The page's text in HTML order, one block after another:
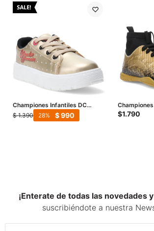
Championes Infantiles DC
Wonder Woman - Dorado - Rojo
- Negro
$ 1.390 $990
28
KURO con
$1.790
¡Enterate de todas las novedades
suscribiéndote a nuestra